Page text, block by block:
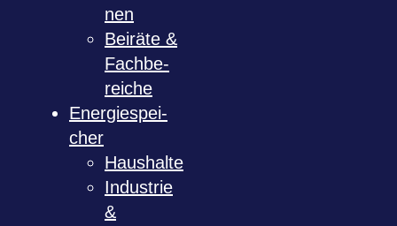
nen
Bei­räte &
Fach­be­
rei­che
Ener­gie­spei­
cher
Haus­halte
Indus­trie
&